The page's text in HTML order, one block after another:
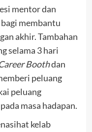
mentor dan
membantu
akhir. Tambahan
selama 3 hari
Boothdan
peluang
peluang
masa hadapan.
kelab